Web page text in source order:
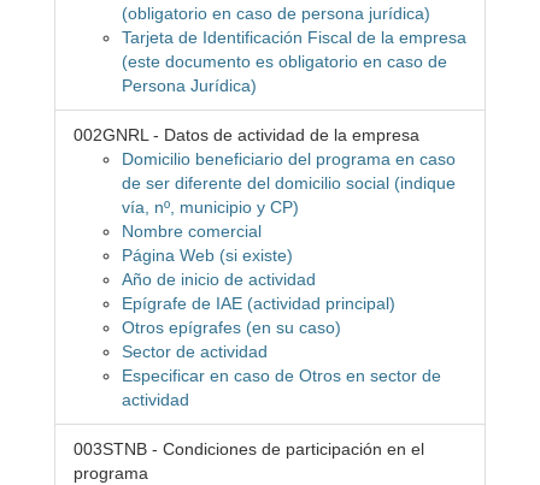
(obligatorio en caso de persona jurídica)
Tarjeta de Identificación Fiscal de la empresa
(este documento es obligatorio en caso de
Persona Jurídica)
002GNRL - Datos de actividad de la empresa
Domicilio beneficiario del programa en caso
de ser diferente del domicilio social (indique
vía, nº, municipio y CP)
Nombre comercial
Página Web (si existe)
Año de inicio de actividad
Epígrafe de IAE (actividad principal)
Otros epígrafes (en su caso)
Sector de actividad
Especificar en caso de Otros en sector de
actividad
003STNB - Condiciones de participación en el
programa